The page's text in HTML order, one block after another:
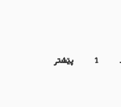
پێشتر 1